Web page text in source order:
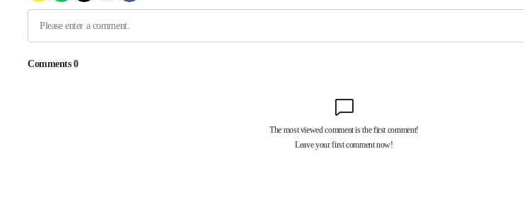
날씨]
7시간 전 >축구협회 "압수수색·성접대 논란 사과…쇄신의 기회로 삼겠다"
7시간 전 >[속보]'압수수색·성접대 논란' 축구협회 "실망과 걱정 안겨드려 죄송"
12시간 전 >[속보]뉴욕증시 상승 마감…S&P 0.6% 나스닥 1.3%↑
[속보]與최고위원 제주·인천 순회경선…박선원·최민희·서미화·한
[속보]김민석, 與 전대 당원투표 누적 득표율 45.42%로 1위… 정청
[속보]與 대표 경선 제주·인천 당원투표…金 47.75%·鄭 42.08%·